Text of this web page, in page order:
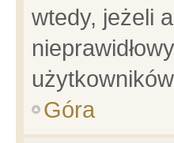
wtedy, jeżeli
Góra